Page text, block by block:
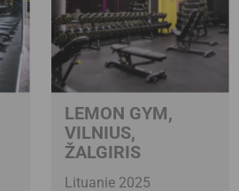
LEMON GYM,
VILNIUS,
ŽALGIRIS
Lituanie 2025